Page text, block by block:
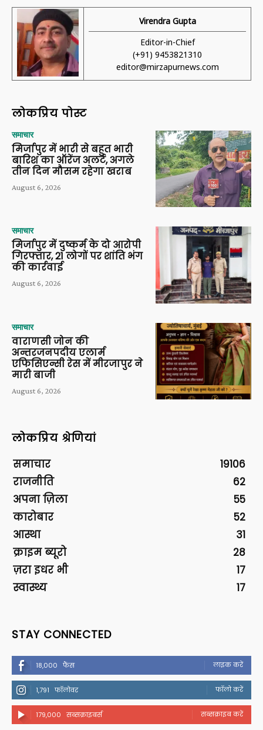
Virendra Gupta
Editor-in-Chief
(+91) 9453821310
editor@mirzapurnews.com
लोकप्रिय पोस्ट
समाचार
मिर्जापुर में भारी से बहुत भारी
बारिश का ऑरेंज अलर्ट, अगले
तीन दिन मौसम रहेगा खराब
August 6, 2026
समाचार
मिर्जापुर में दुष्कर्म के दो आरोपी
गिरफ्तार, 21 लोगों पर शांति भंग
की कार्रवाई
August 6, 2026
समाचार
वाराणसी जोन की
अन्तरजनपदीय एलार्म
एफिसिएन्सी रेस में मीरजापुर ने
मारी बाजी
August 6, 2026
लोकप्रिय श्रेणियां
समाचार
19106
राजनीति
62
अपना ज़िला
55
कारोबार
52
आस्था
31
क्राइम ब्यूरो
28
ज़रा इधर भी
17
स्वास्थ्य
17
STAY CONNECTED
18,000 फैंस लाइक करें
1,791 फॉलोवर फॉलो करें
179,000 सब्सक्राइबर्स सब्सक्राइब करें